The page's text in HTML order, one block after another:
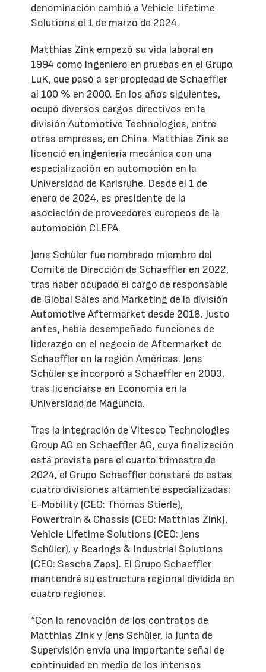
denominación cambió a Vehicle Lifetime
Solutions el 1 de marzo de 2024.
Matthias Zink empezó su vida laboral en
1994 como ingeniero en pruebas en el Grupo
LuK, que pasó a ser propiedad de Schaeffler
al 100 % en 2000. En los años siguientes,
ocupó diversos cargos directivos en la
división Automotive Technologies, entre
otras empresas, en China. Matthias Zink se
licenció en ingeniería mecánica con una
especialización en automoción en la
Universidad de Karlsruhe. Desde el 1 de
enero de 2024, es presidente de la
asociación de proveedores europeos de la
automoción CLEPA.
Jens Schüler fue nombrado miembro del
Comité de Dirección de Schaeffler en 2022,
tras haber ocupado el cargo de responsable
de Global Sales and Marketing de la división
Automotive Aftermarket desde 2018. Justo
antes, había desempeñado funciones de
liderazgo en el negocio de Aftermarket de
Schaeffler en la región Américas. Jens
Schüler se incorporó a Schaeffler en 2003,
tras licenciarse en Economía en la
Universidad de Maguncia.
Tras la integración de Vitesco Technologies
Group AG en Schaeffler AG, cuya finalización
está prevista para el cuarto trimestre de
2024, el Grupo Schaeffler constará de estas
cuatro divisiones altamente especializadas:
E-Mobility (CEO: Thomas Stierle),
Powertrain & Chassis (CEO: Matthias Zink),
Vehicle Lifetime Solutions (CEO: Jens
Schüler), y Bearings & Industrial Solutions
(CEO: Sascha Zaps). El Grupo Schaeffler
mantendrá su estructura regional dividida en
cuatro regiones.
“Con la renovación de los contratos de
Matthias Zink y Jens Schüler, la Junta de
Supervisión envía una importante señal de
continuidad en medio de los intensos